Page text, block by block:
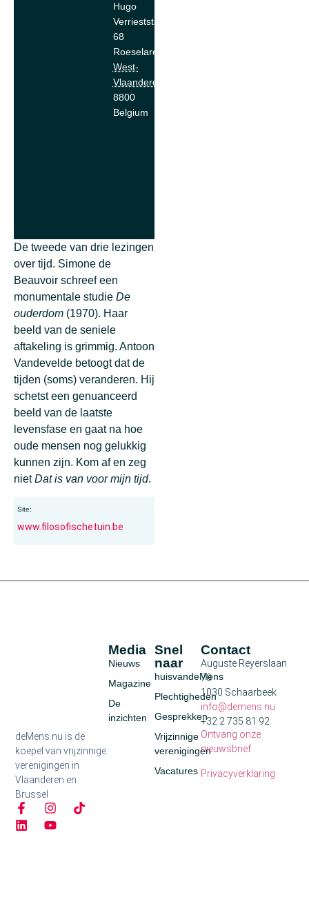
Hugo
Verrieststraat
68
Roeselare
West-
Vlaanderen
8800
Belgium
De tweede van drie lezingen
over tijd. Simone de
Beauvoir schreef een
monumentale studie De
ouderdom (1970). Haar
beeld van de seniele
aftakeling is grimmig. Antoon
Vandevelde betoogt dat de
tijden (soms) veranderen. Hij
schetst een genuanceerd
beeld van de laatste
levensfase en gaat na hoe
oude mensen nog gelukkig
kunnen zijn. Kom af en zeg
nietDat is van voor mijn tijd.
Site:
www.filosofischetuin.be
deMens.nu is de
koepel van vrijzinnige
verenigingen in
Vlaanderen en
Brussel
Snel
naar
huisvandeMens
Plechtigheden
Gesprekken
Vrijzinnige
verenigingen
Vacatures
Media
Nieuws
Magazine
De
inzichten
Contact
Auguste Reyerslaan
70
1030 Schaarbeek
info@demens.nu
+32 2 735 81 92
Ontvang onze
nieuwsbrief
Privacyverklaring